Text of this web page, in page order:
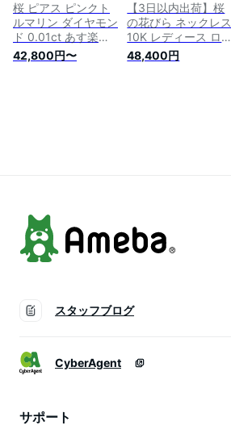
桜 ピアス ピンクト
ルマリン ダイヤモン
ド 0.01ct あす楽
K18 18金 18K K10
10金 10K | キャッチ
42,800円〜
【3日以内出荷】桜
の花びら ネックレス
10K レディース ロー
ズクォーツ・ペタル
ッサ ピンクゴールド
48,400円
スタッフブログ
CyberAgent
サポート